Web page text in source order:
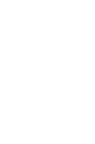
、とてもデリケートな
く、砂で形づくられる
材には感じえない“儚